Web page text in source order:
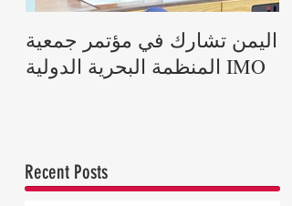
اليمن تشارك في مؤتمر جمعية
المنظمة البحرية الدولية IMO
Recent Posts